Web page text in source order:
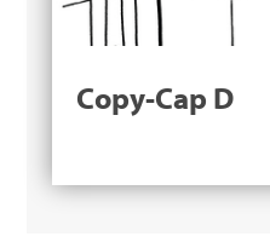
Copy-Cap D